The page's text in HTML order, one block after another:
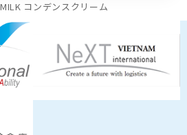
コンデンスクリーム